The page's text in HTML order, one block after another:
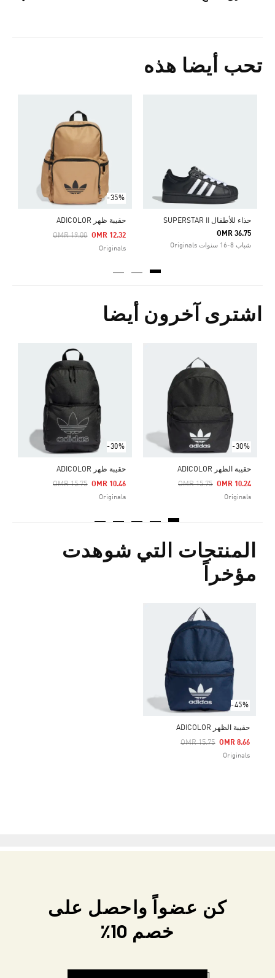
تحب أيضا هذه
حذاء للأطفال SUPERSTAR II
OMR 36.75
شباب 8-16 سنوات Originals
-35%
حقيبة ظهر ADICOLOR
Price Reduced From
OMR 19.00
To OMR 12.32
Originals
Price Reduced From
اشترى آخرون أيضا
-30%
حقيبة الظهر ADICOLOR
Price Reduced From
OMR 15.75
To OMR 10.24
Originals
-30%
حقيبة ظهر ADICOLOR
Price Reduced From
OMR 15.75
To OMR 10.46
Originals
Price Reduced From
المنتجات التي شوهدت
مؤخراً
-45%
حقيبة الظهر ADICOLOR
Price Reduced From
OMR 15.75
To OMR 8.66
Originals
كن عضواً واحصل على
خصم 10٪